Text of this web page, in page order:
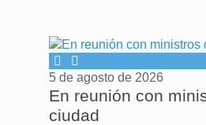
5 de agosto de 2026
En reunión con
ciudad